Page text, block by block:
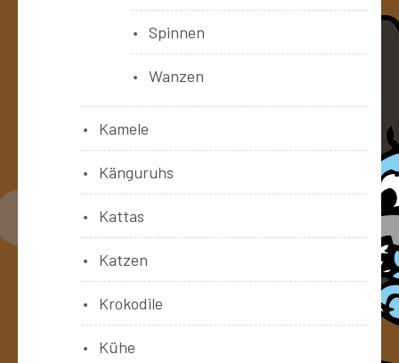
Spinnen
Wanzen
Kamele
Känguruhs
Kattas
Katzen
Krokodile
Kühe